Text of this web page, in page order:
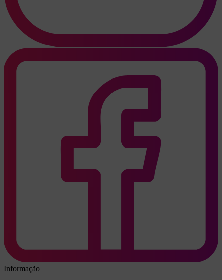
Informação